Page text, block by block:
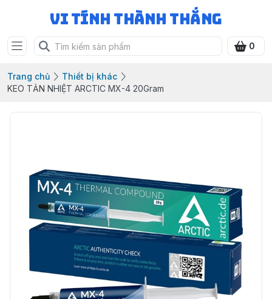
Vi Tính Thành Thắng
0
Trang chủ
Thiết bị khác
KEO TẢN NHIỆT ARCTIC MX-4 20Gram